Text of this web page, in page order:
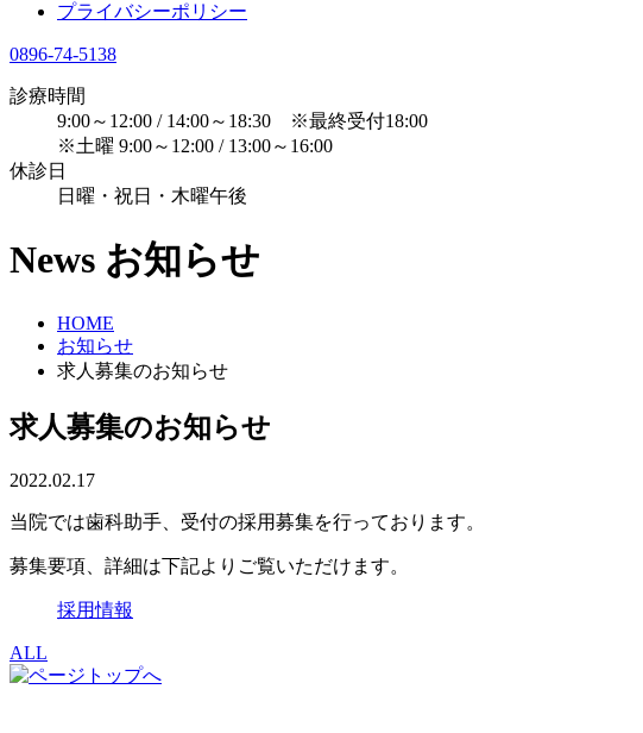
プライバシーポリシー
0896-74-5138
診療時間
9:00～12:00 / 14:00～18:30 ※最終受付18:00
※土曜 9:00～12:00 / 13:00～16:00
休診日
日曜・祝日・木曜午後
News お知らせ
HOME
お知らせ
求人募集のお知らせ
求人募集のお知らせ
2022.02.17
当院では歯科助手、受付の採用募集を行っております。
募集要項、詳細は下記よりご覧いただけます。
採用情報
ALL